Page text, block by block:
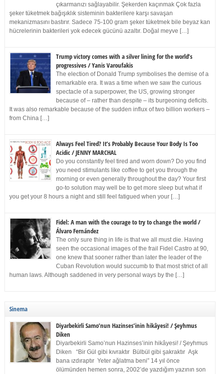
çıkarmanızı sağlayabilir. Şekerden kaçınmak Çok fazla
şeker tüketmek bağışıklık sisteminin bakterilere karşı savaşan
mekanizmasını bastırır. Sadece 75-100 gram şeker tüketmek bile beyaz kan
hücrelerinin bakterileri yok edecek gücünü azaltır. Doğal meyve […]
Trump victory comes with a silver lining for the world’s
progressives / Yanis Varoufakis
The election of Donald Trump symbolises the demise of a
remarkable era. It was a time when we saw the curious
spectacle of a superpower, the US, growing stronger
because of – rather than despite – its burgeoning deficits.
It was also remarkable because of the sudden influx of two billion workers –
from China […]
Always Feel Tired? It’s Probably Because Your Body Is Too
Acidic / JENNY MARCHAL
Do you constantly feel tired and worn down? Do you find
you need stimulants like coffee to get you through the
morning or even generally throughout the day? Your first
go-to solution may well be to get more sleep but what if
you get your 8 hours a night and still feel fatigued when your […]
Fidel: A man with the courage to try to change the world /
Álvaro Fernández
The only sure thing in life is that we all must die. Having
seen the occasional images of the frail Fidel Castro at 90,
one knew that sooner rather than later the leader of the
Cuban Revolution would succumb to that most strict of all
human laws. Although saddened in very personal ways by the […]
Sinema
Diyarbekirli Samo’nun Hazinses’inin hikâyesi! / Şeyhmus
Diken
Diyarbekirli Samo’nun Hazinses’inin hikâyesi! / Şeyhmus
Diken “Bir Gül gibi kıvraktır Bülbül gibi şakraktır Aşk
bana ızdıraptır Yeter ağlatma beni” 14 yıl önce
ölümünden hemen sonra, 2002’de yazdığım yazının son